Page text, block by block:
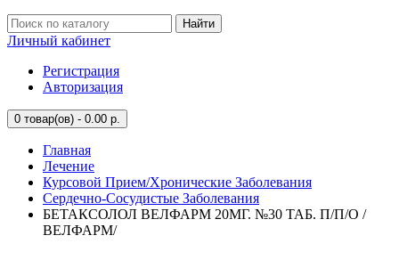
Найти
Личный кабинет
Регистрация
Авторизация
0 товар(ов) - 0.00 р.
Главная
Лечение
Курсовой Прием/Хронические Заболевания
Сердечно-Сосудистые Заболевания
БЕТАКСОЛОЛ ВЕЛФАРМ 20МГ. №30 ТАБ. П/П/О /
ВЕЛФАРМ/